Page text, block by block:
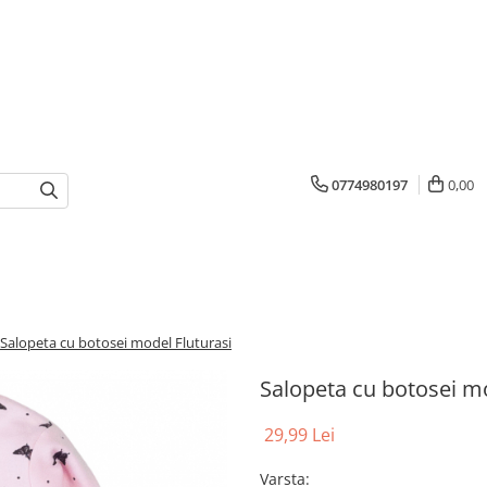
0774980197 0,00
Salopeta cu botosei model Fluturasi
Salopeta cu botosei
29,99 Lei
Varsta: